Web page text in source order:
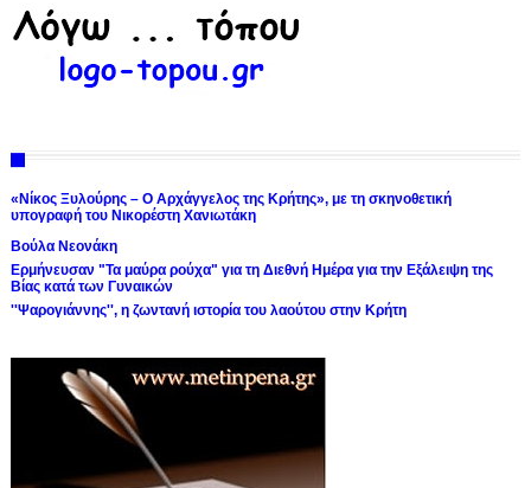
«Νίκος Ξυλούρης – Ο Αρχάγγελος της Κρήτης», με τη σκηνοθετική
υπογραφή του Νικορέστη Χανιωτάκη
Βούλα Νεονάκη
Ερμήνευσαν "Τα μαύρα ρούχα" για τη Διεθνή Ημέρα για την Εξάλειψη της
Βίας κατά των Γυναικών
''Ψαρογιάννης'', η ζωντανή ιστορία του λαούτου στην Κρήτη